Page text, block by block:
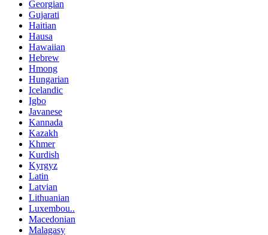
Georgian
Gujarati
Haitian
Hausa
Hawaiian
Hebrew
Hmong
Hungarian
Icelandic
Igbo
Javanese
Kannada
Kazakh
Khmer
Kurdish
Kyrgyz
Latin
Latvian
Lithuanian
Luxembou..
Macedonian
Malagasy